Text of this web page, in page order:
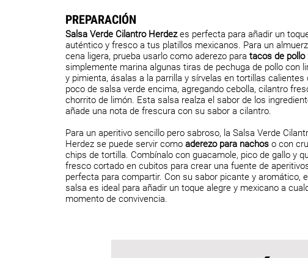
PREPARACIÓN
Salsa Verde Cilantro Herdezes perfecta para añadir un
auténtico y fresco a tus platillos mexicanos. Para un
cena ligera, prueba usarlo como aderezo para tacos de pollo:
simplemente marina algunas tiras de pechuga de pollo con
y pimienta, ásalas a la parrilla y sírvelas en tortillas calientes
poco de salsa verde encima, agregando cebolla, cilantro
chorrito de limón. Esta salsa realza el sabor de los
añade una nota de frescura con su sabor a cilantro.
Para un aperitivo sencillo pero sabroso, la Salsa Verde
Herdez se puede servir como aderezo para nachos o con
chips de tortilla. Combínalo con guacamole, pico de gallo y
fresco cortado en cubitos para crear una fuente de
perfecta para compartir. Con su sabor picante y aromático,
salsa es ideal para añadir un toque alegre y mexicano a
momento de convivencia.